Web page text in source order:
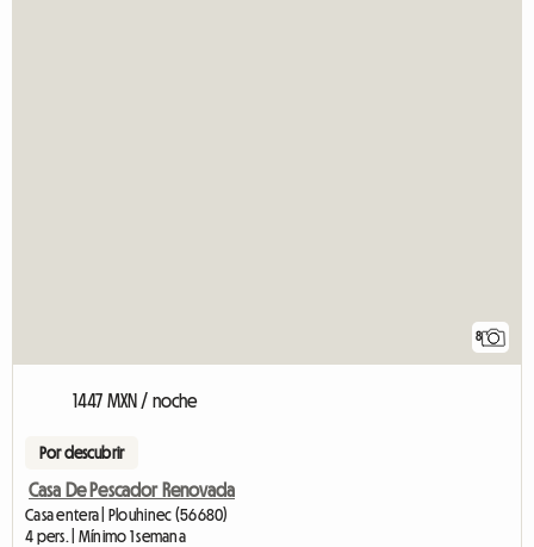
8
1447 MXN / noche
Por descubrir
Casa De Pescador Renovada
Casa entera | Plouhinec (56680)
4 pers. | Mínimo 1 semana